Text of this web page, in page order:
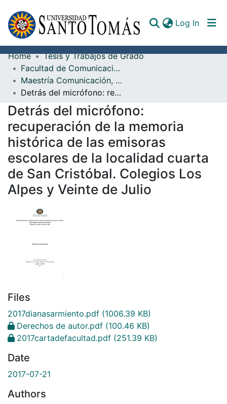
Log In
Communities & Collections
All of DSpace
Documents
Home
Tesis y Trabajos de Grado
Facultad de Comunicación
Maestría Comunicación, Desarrollo y Cambio Social
Detrás del micrófono: recuperación de la memoria histórica de las emisoras escolares de la localidad cuarta de San Cristóbal. Colegios Los Alpes y Veinte de Julio
Detrás del micrófono:
recuperación de la memoria
histórica de las emisoras
escolares de la localidad cuarta
de San Cristóbal. Colegios Los
Alpes y Veinte de Julio
Files
2017dianasarmiento.pdf (1006.39 KB)
Derechos de autor.pdf (100.46 KB)
2017cartadefacultad.pdf (251.39 KB)
Date
2017-07-21
Authors